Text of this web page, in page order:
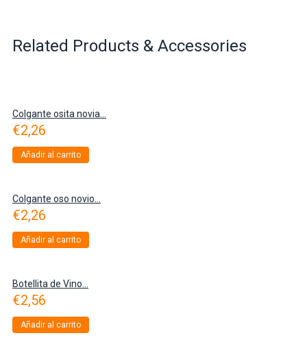
Related Products & Accessories
Colgante osita novia...
€2,26
Añadir al carrito
Colgante oso novio...
€2,26
Añadir al carrito
Botellita de Vino...
€2,56
Añadir al carrito